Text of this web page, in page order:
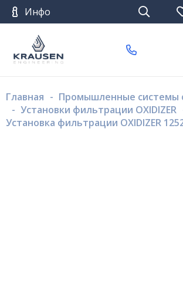
Инфо
Главная - Промышленные системы
- Установки фильтрации OXIDIZER
Установка фильтрации OXIDIZER